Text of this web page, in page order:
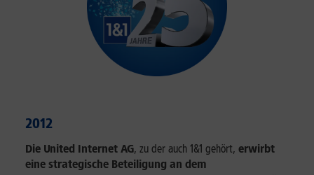
2012
Die United Internet AG, zu der auch 1&1 gehört, erwirbt
eine strategische Beteiligung an dem